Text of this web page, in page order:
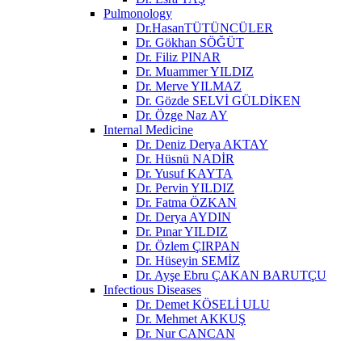
Pulmonology
Dr.HasanTÜTÜNCÜLER
Dr. Gökhan SÖĞÜT
Dr. Filiz PINAR
Dr. Muammer YILDIZ
Dr. Merve YILMAZ
Dr. Gözde SELVİ GÜLDİKEN
Dr. Özge Naz AY
Internal Medicine
Dr. Deniz Derya AKTAY
Dr. Hüsnü NADİR
Dr. Yusuf KAYTA
Dr. Pervin YILDIZ
Dr. Fatma ÖZKAN
Dr. Derya AYDIN
Dr. Pınar YILDIZ
Dr. Özlem ÇIRPAN
Dr. Hüseyin SEMİZ
Dr. Ayşe Ebru ÇAKAN BARUTÇU
Infectious Diseases
Dr. Demet KÖSELİ ULU
Dr. Mehmet AKKUŞ
Dr. Nur CANCAN